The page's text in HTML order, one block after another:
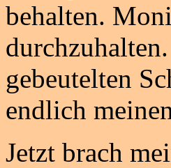
behalten.
gebeutelten
endlich
Jetzt brach